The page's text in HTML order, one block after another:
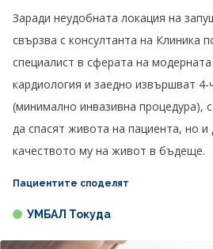
Заради неудобната локация на
свързва с консултанта на Клиника
специалист в сферата на
кардиология и заедно извършват
(минимално инвазивна процедура),
да спасят живота на пациента, но и
качеството му на живот в бъдеще.
Пациентите споделят
УМБАЛ Токуда